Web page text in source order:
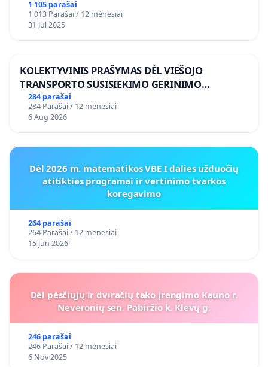
1 105 parašai
1 013 Parašai / 12 mėnesiai
31 Jul 2025
KOLEKTYVINIS PRAŠYMAS DĖL VIEŠOJO
TRANSPORTO SUSISIEKIMO GERINIMO
VOSYLIUKŲ KAIME
284 parašai
284 Parašai / 12 mėnesiai
6 Aug 2026
Dėl 2026 m. matematikos VBE I dalies užduočių
atitikties programai ir vertinimo tvarkos
koregavimo
264 parašai
264 Parašai / 12 mėnesiai
15 Jun 2026
Dėl pėsčiųjų ir dviračių tako įrengimo Kauno r.
Neveronių sen. Pabiržio k. Klevų g.
246 parašai
246 Parašai / 12 mėnesiai
6 Nov 2025